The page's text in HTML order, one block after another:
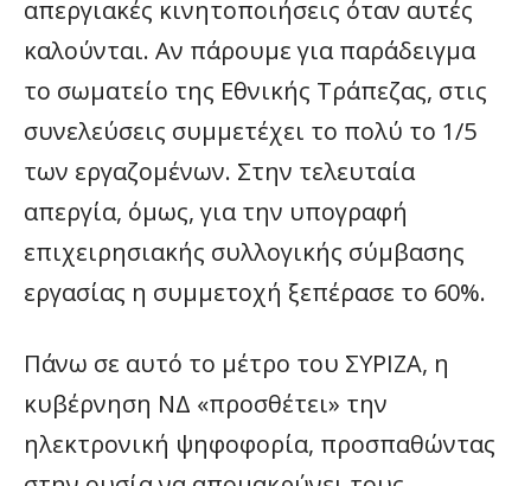
απεργιακές κινητοποιήσεις όταν αυτές
καλούνται. Αν πάρουμε για παράδειγμα
το σωματείο της Εθνικής Τράπεζας, στις
συνελεύσεις συμμετέχει το πολύ το 1/5
των εργαζομένων. Στην τελευταία
απεργία, όμως, για την υπογραφή
επιχειρησιακής συλλογικής σύμβασης
εργασίας η συμμετοχή ξεπέρασε το 60%.
Πάνω σε αυτό το μέτρο του ΣΥΡΙΖΑ, η
κυβέρνηση ΝΔ «προσθέτει» την
ηλεκτρονική ψηφοφορία, προσπαθώντας